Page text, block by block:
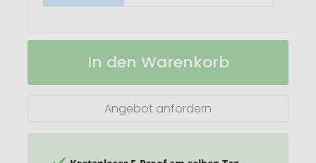
PAYPAY
Auf
In den Warenkorb
Angebot anfordern